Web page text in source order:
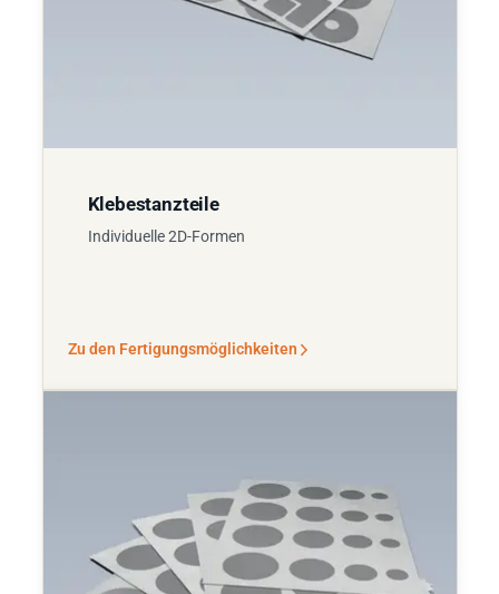
Klebestanzteile
Individuelle 2D-Formen
Zu den Fertigungsmöglichkeiten